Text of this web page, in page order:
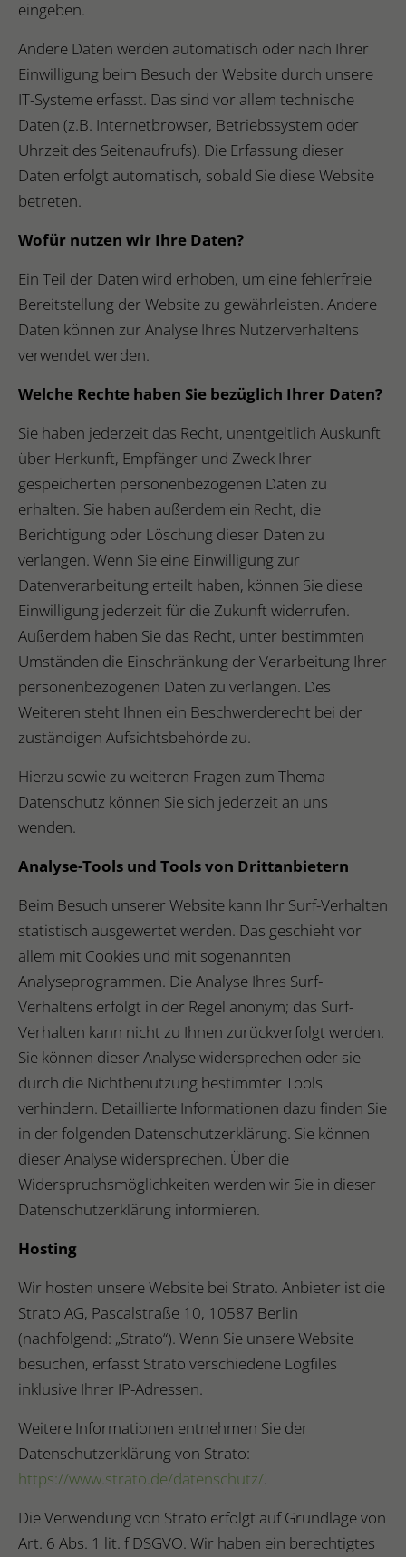
eingeben.
Andere Daten werden automatisch oder nach Ihrer
Einwilligung beim Besuch der Website durch unsere
IT-Systeme erfasst. Das sind vor allem technische
Daten (z.B. Internetbrowser, Betriebssystem oder
Uhrzeit des Seitenaufrufs). Die Erfassung dieser
Daten erfolgt automatisch, sobald Sie diese Website
betreten.
Wofür nutzen wir Ihre Daten?
Ein Teil der Daten wird erhoben, um eine fehlerfreie
Bereitstellung der Website zu gewährleisten. Andere
Daten können zur Analyse Ihres Nutzerverhaltens
verwendet werden.
Welche Rechte haben Sie bezüglich Ihrer Daten?
Sie haben jederzeit das Recht, unentgeltlich Auskunft
über Herkunft, Empfänger und Zweck Ihrer
gespeicherten personenbezogenen Daten zu
erhalten. Sie haben außerdem ein Recht, die
Berichtigung oder Löschung dieser Daten zu
verlangen. Wenn Sie eine Einwilligung zur
Datenverarbeitung erteilt haben, können Sie diese
Einwilligung jederzeit für die Zukunft widerrufen.
Außerdem haben Sie das Recht, unter bestimmten
Umständen die Einschränkung der Verarbeitung Ihrer
personenbezogenen Daten zu verlangen. Des
Weiteren steht Ihnen ein Beschwerderecht bei der
zuständigen Aufsichtsbehörde zu.
Hierzu sowie zu weiteren Fragen zum Thema
Datenschutz können Sie sich jederzeit an uns
wenden.
Analyse-Tools und Tools von Drittanbietern
Beim Besuch unserer Website kann Ihr Surf-Verhalten
statistisch ausgewertet werden. Das geschieht vor
allem mit Cookies und mit sogenannten
Analyseprogrammen. Die Analyse Ihres Surf-
Verhaltens erfolgt in der Regel anonym; das Surf-
Verhalten kann nicht zu Ihnen zurückverfolgt werden.
Sie können dieser Analyse widersprechen oder sie
durch die Nichtbenutzung bestimmter Tools
verhindern. Detaillierte Informationen dazu finden Sie
in der folgenden Datenschutzerklärung. Sie können
dieser Analyse widersprechen. Über die
Widerspruchsmöglichkeiten werden wir Sie in dieser
Datenschutzerklärung informieren.
Hosting
Wir hosten unsere Website bei Strato. Anbieter ist die
Strato AG, Pascalstraße 10, 10587 Berlin
(nachfolgend: „Strato“). Wenn Sie unsere Website
besuchen, erfasst Strato verschiedene Logfiles
inklusive Ihrer IP-Adressen.
Weitere Informationen entnehmen Sie der
Datenschutzerklärung von Strato:
https://www.strato.de/datenschutz/.
Die Verwendung von Strato erfolgt auf Grundlage von
Art. 6 Abs. 1 lit. f DSGVO. Wir haben ein berechtigtes